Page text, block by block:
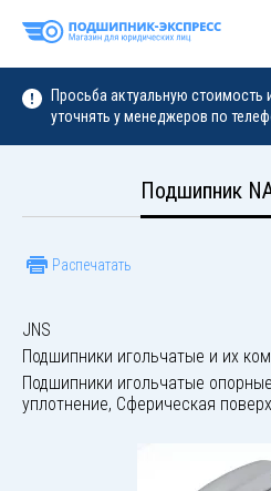
Просьба актуальную стоимость
уточнять у менеджеров по
Подшипник
Распечатать
JNS
Подшипники игольчатые и их
Подшипники игольчатые
уплотнение, Сферическая